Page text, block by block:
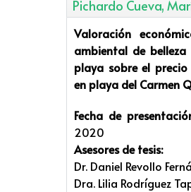
Pichardo Cueva,
Valoración
ambiental de belleza
playa sobre el
en playa del Carmen
Fecha de
2020
Asesores de tesis:
Dr. Daniel Revollo
Dra. Lilia Rodríguez